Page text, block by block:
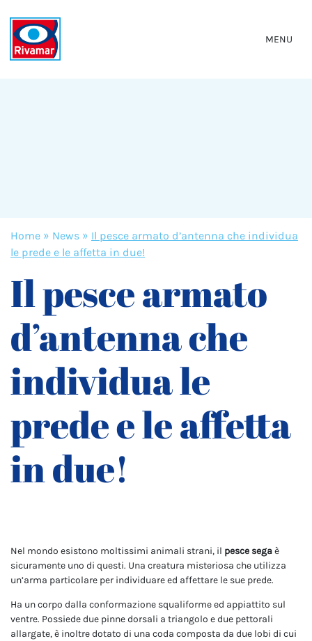
MENU
Home » News » Il pesce armato d’antenna che individua
le prede e le affetta in due!
Il pesce armato
d’antenna che
individua le
prede e le affetta
in due!
Nel mondo esistono moltissimi animali strani, il pesce segaè
sicuramente uno di questi. Una creatura misteriosa che utilizza
un’arma particolare per individuare ed affettare le sue prede.
Ha un corpo dalla conformazione squaliforme ed appiattito sul
ventre. Possiede due pinne dorsali a triangolo e due pettorali
allargate, è inoltre dotato di una coda composta da due lobi di cui